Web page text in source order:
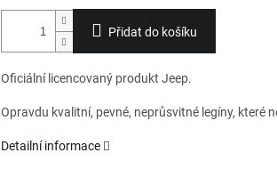
Přidat do košíku
Oficiální licencovaný produkt Jeep.
Opravdu kvalitní, pevné, neprůsvitné legíny, které
Detailní informace